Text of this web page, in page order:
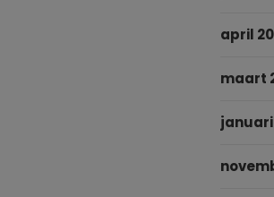
april
maart
januari